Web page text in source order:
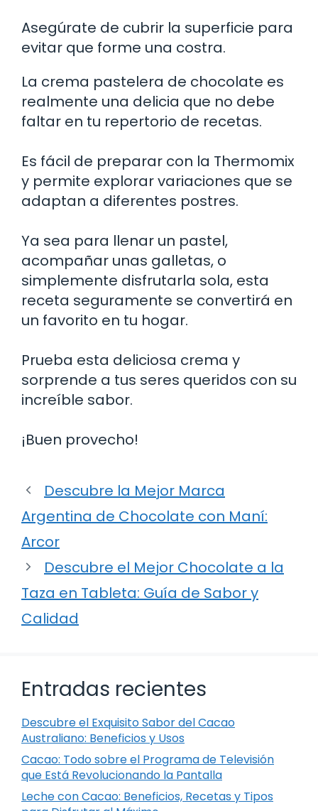
Asegúrate de cubrir la superficie para
evitar que forme una costra.
La crema pastelera de chocolate es
realmente una delicia que no debe
faltar en tu repertorio de recetas.
Es fácil de preparar con la Thermomix
y permite explorar variaciones que se
adaptan a diferentes postres.
Ya sea para llenar un pastel,
acompañar unas galletas, o
simplemente disfrutarla sola, esta
receta seguramente se convertirá en
un favorito en tu hogar.
Prueba esta deliciosa crema y
sorprende a tus seres queridos con su
increíble sabor.
¡Buen provecho!
Descubre la Mejor Marca
Argentina de Chocolate con Maní:
Arcor
Descubre el Mejor Chocolate a la
Taza en Tableta: Guía de Sabor y
Calidad
Entradas recientes
Descubre el Exquisito Sabor del Cacao
Australiano: Beneficios y Usos
Cacao: Todo sobre el Programa de Televisión
que Está Revolucionando la Pantalla
Leche con Cacao: Beneficios, Recetas y Tipos